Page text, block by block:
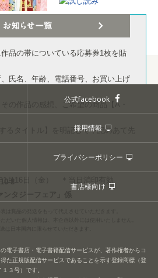
品の帯についている応募券1枚を貼
氏名、年齢、電話番号、お買い上げ
の作品の感想、ご希望の商品【A・
るタイトル】を明記して下記のあて先
8
公式facebook
採用情報
プライバシーポリシー
書店様向け
電子書店・電子書籍配信サービスが、著作権者からコ
た正規版配信サービスであることを示す登録商標（登
３号）です。